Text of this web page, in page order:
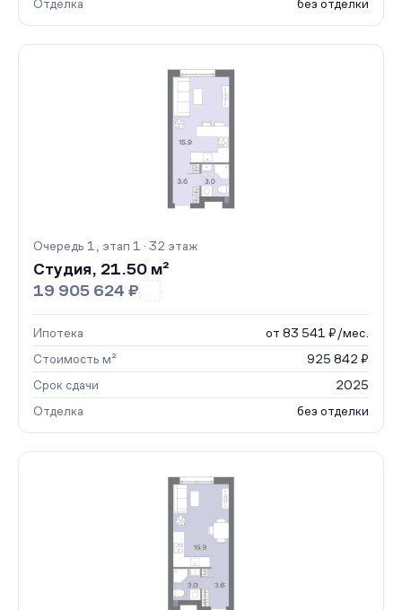
Отделка без отделки
Очередь 1, этап 1 · 32 этаж
Студия, 21.50 м²
19 905 624 ₽
Ипотека
от 83 541 ₽/мес.
Стоимость м²
925 842 ₽
Срок сдачи
2025
Отделка
без отделки